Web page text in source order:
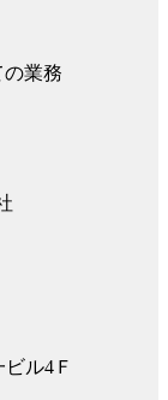
業務
ル4Ｆ